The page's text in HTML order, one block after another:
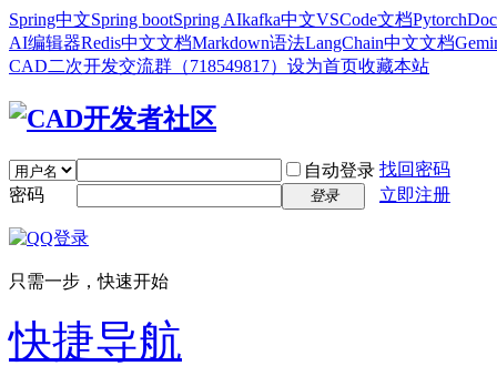
Spring中文Spring bootSpring AIkafka中文VSCode文档Pytorch
AI编辑器Redis中文文档Markdown语法LangChain中文文档
CAD二次开发交流群（718549817） 设为首页收藏本站
自动登录 找回密码
密码
登录 立即注册
只需一步，快速开始
快捷导航